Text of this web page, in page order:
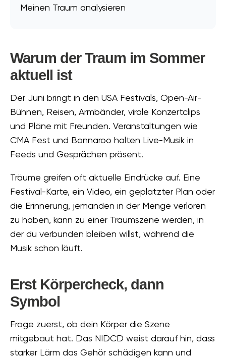
Meinen Traum analysieren
Warum der Traum im Sommer
aktuell ist
Der Juni bringt in den USA Festivals, Open-Air-
Bühnen, Reisen, Armbänder, virale Konzertclips
und Pläne mit Freunden. Veranstaltungen wie
CMA Fest und Bonnaroo halten Live-Musik in
Feeds und Gesprächen präsent.
Träume greifen oft aktuelle Eindrücke auf. Eine
Festival-Karte, ein Video, ein geplatzter Plan oder
die Erinnerung, jemanden in der Menge verloren
zu haben, kann zu einer Traumszene werden, in
der du verbunden bleiben willst, während die
Musik schon läuft.
Erst Körpercheck, dann
Symbol
Frage zuerst, ob dein Körper die Szene
mitgebaut hat. Das NIDCD weist darauf hin, dass
starker Lärm das Gehör schädigen kann und